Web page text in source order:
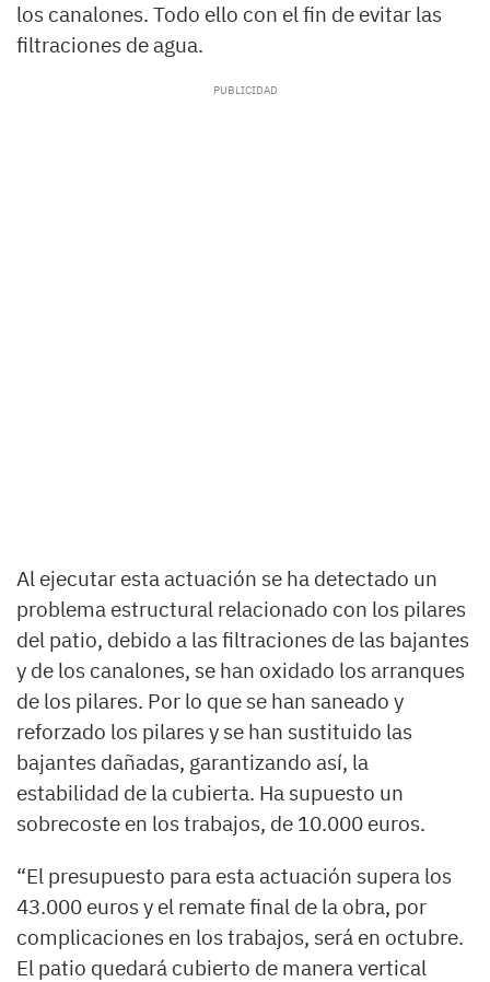
los canalones. Todo ello con el fin de evitar las
filtraciones de agua.
Al ejecutar esta actuación se ha detectado un
problema estructural relacionado con los pilares
del patio, debido a las filtraciones de las bajantes
y de los canalones, se han oxidado los arranques
de los pilares. Por lo que se han saneado y
reforzado los pilares y se han sustituido las
bajantes dañadas, garantizando así, la
estabilidad de la cubierta. Ha supuesto un
sobrecoste en los trabajos, de 10.000 euros.
“El presupuesto para esta actuación supera los
43.000 euros y el remate final de la obra, por
complicaciones en los trabajos, será en octubre.
El patio quedará cubierto de manera vertical